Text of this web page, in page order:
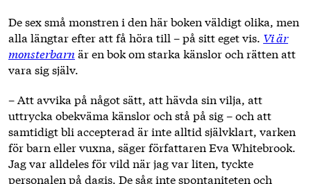
De sex små monstren i den här boken väldigt olika, men
alla längtar efter att få höra till – på sitt eget vis. Vi är
monsterbarn är en bok om starka känslor och rätten att
vara sig själv.
– Att avvika på något sätt, att hävda sin vilja, att
uttrycka obekväma känslor och stå på sig – och att
samtidigt bli accepterad är inte alltid självklart, varken
för barn eller vuxna, säger författaren Eva Whitebrook.
Jag var alldeles för vild när jag var liten, tyckte
personalen på dagis. De såg inte spontaniteten och